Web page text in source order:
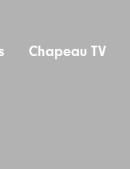
Chapeau TV